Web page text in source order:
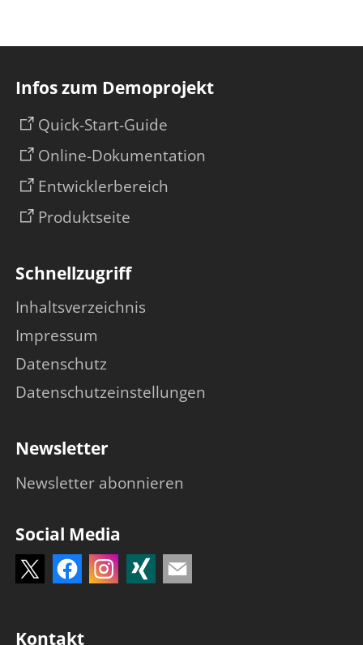
Infos zum Demoprojekt
Quick-Start-Guide
Online-Dokumentation
Entwicklerbereich
Produktseite
Schnellzugriff
Inhaltsverzeichnis
Impressum
Datenschutz
Datenschutzeinstellungen
Newsletter
Newsletter abonnieren
Social Media
Kontakt